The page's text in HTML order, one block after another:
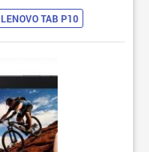
LENOVO TAB P10